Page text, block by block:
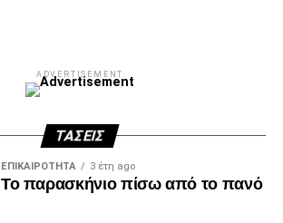
ADVERTISEMENT
ΤΆΣΕΙΣ
ΕΠΙΚΑΙΡΌΤΗΤΑ 3 έτη ago
Το παρασκήνιο πίσω από το πανό